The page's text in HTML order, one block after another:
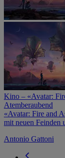
Kino – «Avatar:
Atemberaubend
«Avatar: Fire and
mit neuen Feinden
Antonio Gattoni